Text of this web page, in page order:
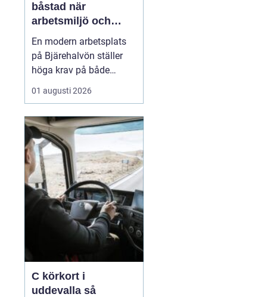
båstad när
arbetsmiljö och
specialistkunskap
möts
En modern arbetsplats
på Bjärehalvön ställer
höga krav på både
ledning och
medarbetare. Tempot är
breda och gränsen
mellan jobb och privatliv
blir ibland suddig.
Samtidigt förväntas
hållbara prestationer
över tid. I den verkligh...
01 augusti 2026
C körkort i
uddevalla så